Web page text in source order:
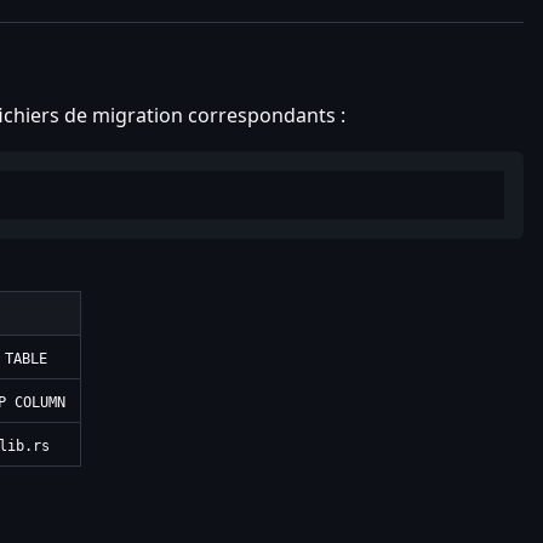
de migration correspondants :
COLUMN